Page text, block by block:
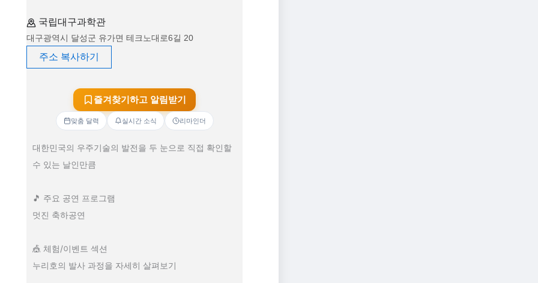
국립대구과학관
대구광역시 달성군 유가면 테크노대로6길 20
주소 복사하기
즐겨찾기하고 알림받기
맞춤 달력 실시간 소식 리마인더
대한민국의 우주기술의 발전을 두 눈으로 직접 확인할
수 있는 날인만큼
🎵 주요 공연 프로그램
멋진 축하공연
🎪 체험/이벤트 섹션
누리호의 발사 과정을 자세히 살펴보기